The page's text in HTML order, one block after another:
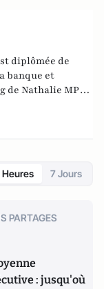
diplômée de
banque et
de Nathalie MP
et
adaptée aux
7 Jours
PARTAGES
: jusqu'où